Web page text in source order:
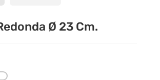
Ø 23 Cm.